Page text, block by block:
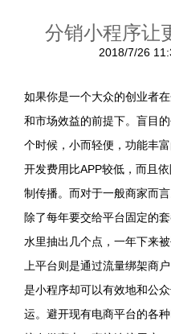
分销小程序让
2018/7/26
如果你是一个大众的创业者
和市场效益的前提下。盲目
个时候，小而轻便，功能丰
开发费用比APP较低，而且
制传播。而对于一般商家而
除了每年要交给平台固定的
水里抽出几个点，一年下来
上平台则是通过流量绑架商
是小程序却可以有效地和公
运。避开现有电商平台的各